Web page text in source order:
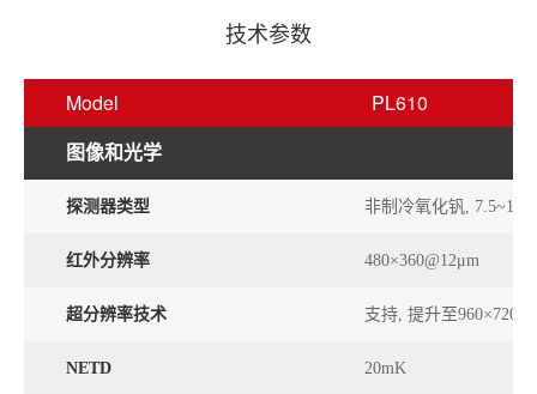
技术参数
Model PL610
图像和光学
探测器类型 非制冷氧化钒,
红外分辨率 480×360@12μm
超分辨率技术 支持, 提升至960×720
NETD 20mK